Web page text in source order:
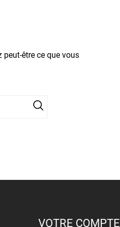
être ce que vous
VOTRE COMPTE